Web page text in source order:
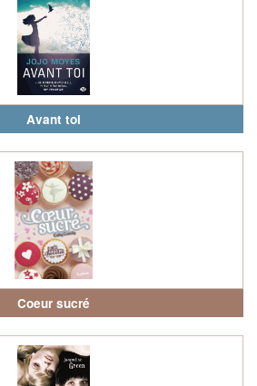
Avant toi
Coeur sucré